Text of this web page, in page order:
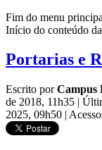
Fim do menu
Início do conteúdo
Portarias e
Escrito porCampus
de 2018, 11h35 |
2025, 09h50 |